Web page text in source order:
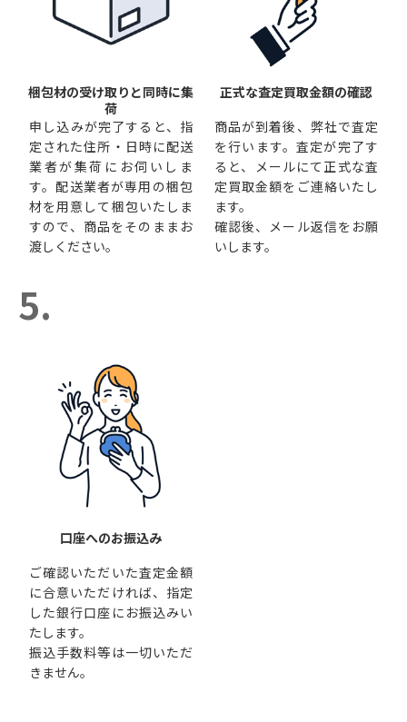
梱包材の受け取りと同時に集
荷
申し込みが完了すると、指
定された住所・日時に配送
業者が集荷にお伺いしま
す。配送業者が専用の梱包
材を用意して梱包いたしま
すので、商品をそのままお
渡しください。
正式な査定買取金額の確認
商品が到着後、弊社で査定
を行います。査定が完了す
ると、メールにて正式な査
定買取金額をご連絡いたし
ます。
確認後、メール返信をお願
いします。
5.
口座へのお振込み
ご確認いただいた査定金額
に合意いただければ、指定
した銀行口座にお振込みい
たします。
振込手数料等は一切いただ
きません。